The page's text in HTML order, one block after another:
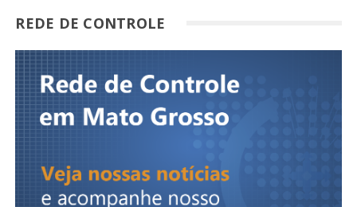
REDE DE CONTROLE